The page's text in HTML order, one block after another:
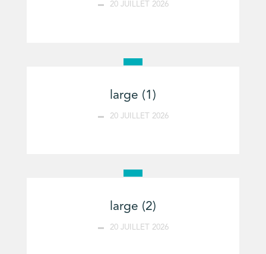
20 JUILLET 2026
large (1)
20 JUILLET 2026
large (2)
20 JUILLET 2026